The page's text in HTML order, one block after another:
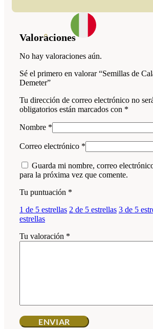
Valoraciones
No hay valoraciones aún.
Sé el primero en valorar “Semillas de
Demeter”
Tu dirección de correo electrónico no
obligatorios están marcados con *
Nombre *
Correo electrónico *
Guarda mi nombre, correo
para la próxima vez que comente.
Tu puntuación *
1 de 5 estrellas 2 de 5 estrellas 3 de 5
estrellas
Tu valoración *